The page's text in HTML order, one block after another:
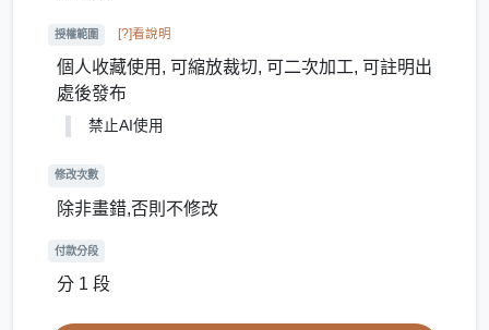
授權範圍 [?]看說明
個人收藏使用, 可縮放裁切, 可二次加工, 可註明出
處後發布
禁止AI使用
修改次數
除非畫錯,否則不修改
付款分段
分 1 段